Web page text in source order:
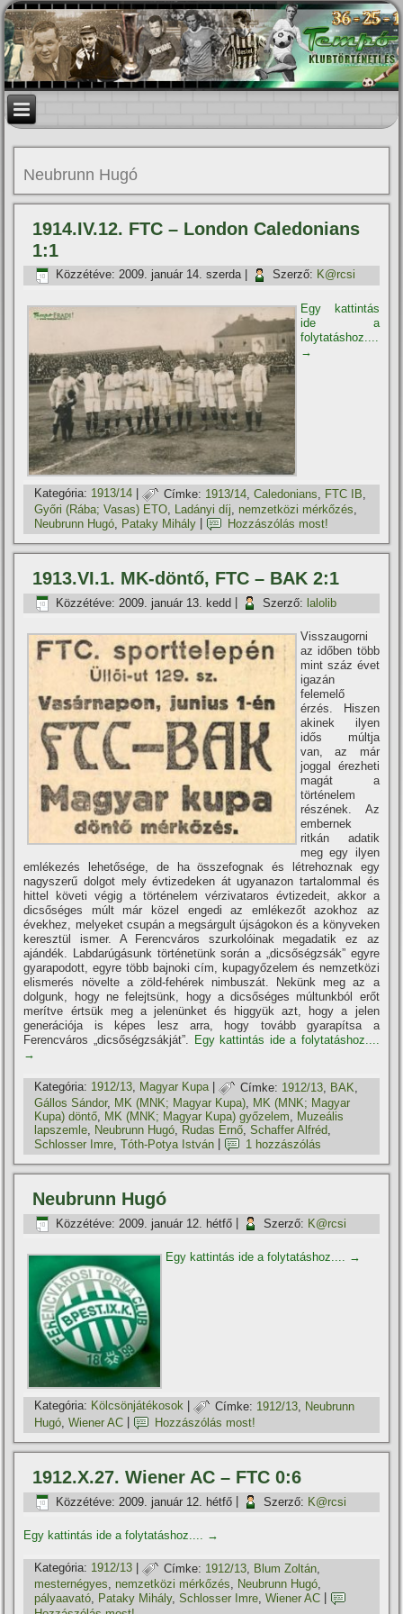
Neubrunn Hugó
1914.IV.12. FTC – London Caledonians
1:1
Közzétéve: 2009. január 14. szerda| Szerző: K@rcsi
Egy kattintás
ide a
folytatáshoz....
→
Kategória: 1913/14 | Címke: 1913/14 ,Caledonians FTC IB
Győri (Rába; Vasas) ETO, Ladányi dí­j, nemzetközi mérkőzés,
Neubrunn Hugó
Pataky Mihály Hozzászólás most!
1913.VI.1. MK-döntő, FTC – BAK 2:1
Közzétéve: 2009. január 13. kedd Szerző: lalolib
Visszaugorni
az időben több
mint száz évet
igazán
felemelő
érzés. Hiszen
akinek ilyen
idős múltja
van, az már
joggal érezheti
magát a
történelem
részének. Az
embernek
ritkán adatik
meg egy ilyen
emlékezés lehetősége, de ha összefognak és létrehoznak egy
nagyszerű dolgot mely évtizedeken át ugyanazon tartalommal és
hittel követi végig a történelem vérzivataros évtizedeit, akkor a
dicsőséges múlt már közel engedi az emlékezőt azokhoz az
évekhez, melyeket csupán a megsárgult újságokon és a könyveken
keresztül ismer. A Ferencváros szurkolóinak megadatik ez az
ajándék. Labdarúgásunk történetünk során a „dicsőségzsák” egyre
gyarapodott, egyre több bajnoki cí­m, kupagyőzelem és nemzetközi
elismerés növelte a zöld-fehérek nimbuszát. Nekünk meg az a
dolgunk, hogy ne felejtsünk, hogy a dicsőséges múltunkból erőt
merí­tve értsük meg a jelenünket és higgyük azt, hogy a jelen
generációja is képes lesz arra, hogy tovább gyarapí­tsa a
Ferencváros „dicsőségzsákját”. Egy kattintás ide a folytatáshoz....
→
Kategória: 1912/13, Magyar Kupa| Címke: 1912/13 BAK
Gállos Sándor, MK (MNK; Magyar Kupa), MK (MNK; Magyar
Kupa) döntő, MK (MNK; Magyar Kupa) győzelem, Muzeális
lapszemle, Neubrunn Hugó, Rudas Ernő,Schaffer Alfréd,
Schlosser Imre ,Tóth-Potya István 1 hozzászólás
Neubrunn Hugó
Közzétéve: 2009. január 12. hétfő Szerző: K@rcsi
Egy kattintás ide a folytatáshoz.... →
Kategória: Kölcsönjátékosok | Címke: 1912/13 Neubrunn
Hugó ,Wiener AC Hozzászólás most!
1912.X.27. Wiener AC – FTC 0:6
Közzétéve: 2009. január 12. hétfő Szerző: K@rcsi
Egy kattintás ide a folytatáshoz.... →
Kategória: 1912/13 | Címke: 1912/13 Blum Zoltán
mesternégyes, nemzetközi mérkőzés, Neubrunn Hugó,
pályaavató Pataky Mihály,Schlosser Imre ,Wiener AC